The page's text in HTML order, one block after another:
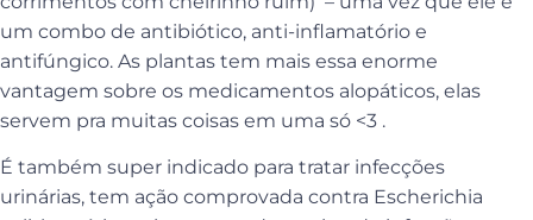
um combo de antibiótico, anti-inflamatório e
antifúngico. As plantas tem mais essa enorme
vantagem sobre os medicamentos alopáticos, elas
servem pra muitas coisas em uma só <3 .
É também super indicado para tratar infecções
urinárias, tem ação comprovada contra Escherichia